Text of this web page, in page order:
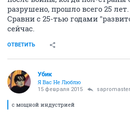
разрушено, прошло всего 25 лет.
Сравни с 25-тью годами
сейчас.
ОТВЕТИТЬ
Убик
Я Вас Не Люблю
15 февраля 2015 sapromaster
с мощной индустрией